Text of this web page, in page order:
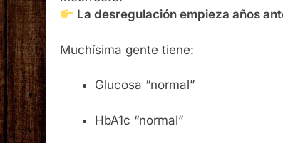
La desregulación empieza años
Muchísima gente tiene:
Glucosa “normal”
HbA1c “normal”